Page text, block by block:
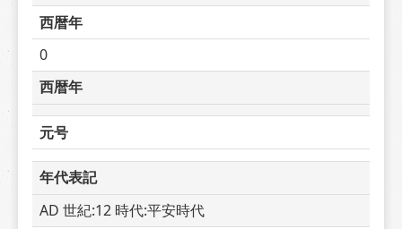
西暦年
0
西暦年
元号
年代表記
AD 世紀:12 時代:平安時代